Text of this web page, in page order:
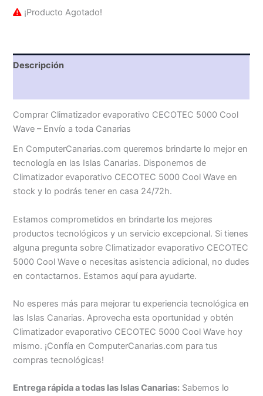
¡Producto Agotado!
Descripción
Comprar Climatizador evaporativo CECOTEC 5000 Cool
Wave – Envío a toda Canarias
En ComputerCanarias.com queremos brindarte lo mejor en
tecnología en las Islas Canarias. Disponemos de
Climatizador evaporativo CECOTEC 5000 Cool Wave en
stock y lo podrás tener en casa 24/72h.
Estamos comprometidos en brindarte los mejores
productos tecnológicos y un servicio excepcional. Si tienes
alguna pregunta sobre Climatizador evaporativo CECOTEC
5000 Cool Wave o necesitas asistencia adicional, no dudes
en contactarnos. Estamos aquí para ayudarte.
No esperes más para mejorar tu experiencia tecnológica en
las Islas Canarias. Aprovecha esta oportunidad y obtén
Climatizador evaporativo CECOTEC 5000 Cool Wave hoy
mismo. ¡Confía en ComputerCanarias.com para tus
compras tecnológicas!
Entrega rápida a todas las Islas Canarias: Sabemos lo